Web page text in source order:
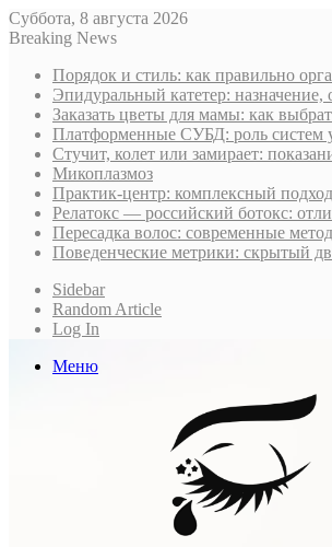
Суббота, 8 августа 2026
Breaking News
Порядок и стиль: как правильно
Эпидуральный катетер:
Заказать цветы для мамы: как
Платформенные СУБД: роль систем
Стучит, колет или замирает:
Микоплазмоз
Практик-центр: комплексный
Релатокс — российский ботокс:
Пересадка волос: современные
Поведенческие метрики: скрытый
Sidebar
Random Article
Log In
Меню